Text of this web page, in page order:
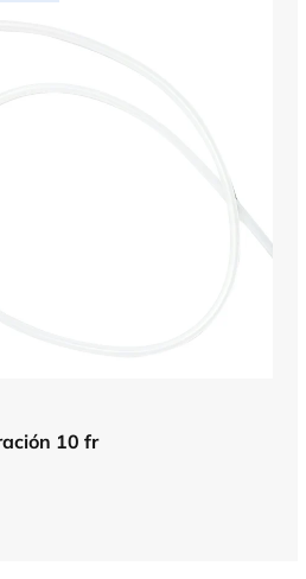
10 fr